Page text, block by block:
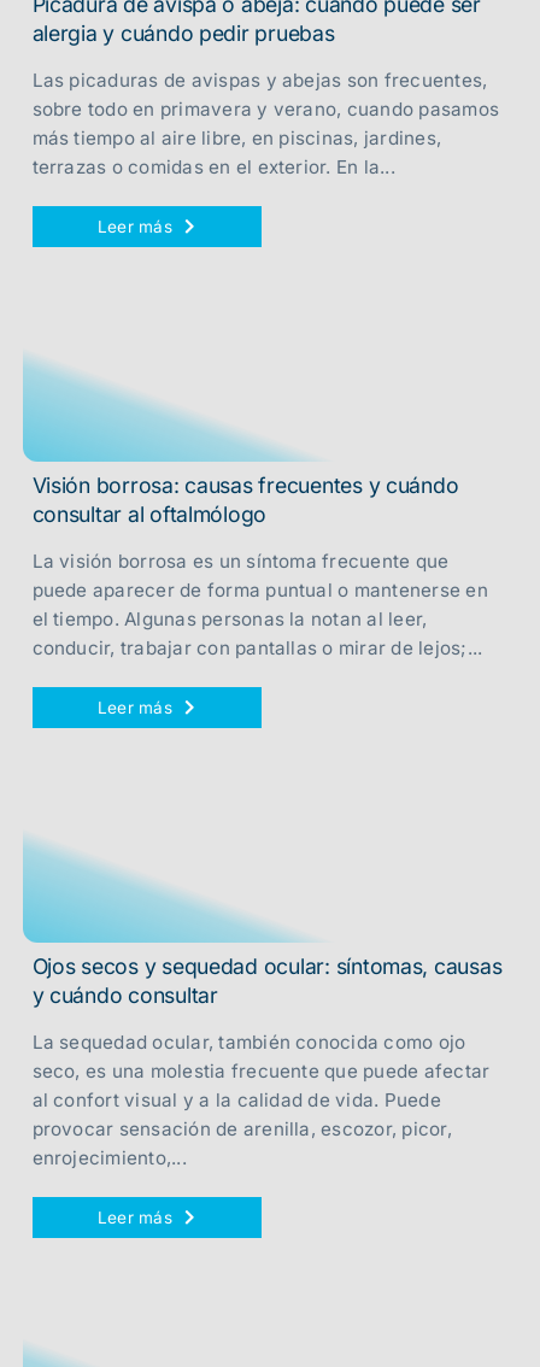
alergia y cuándo pedir pruebas
Las picaduras de avispas y abejas son frecuentes,
sobre todo en primavera y verano, cuando pasamos
más tiempo al aire libre, en piscinas, jardines,
terrazas o comidas en el exterior. En la...
Leer más
Visión borrosa: causas frecuentes y cuándo
consultar al oftalmólogo
La visión borrosa es un síntoma frecuente que
puede aparecer de forma puntual o mantenerse en
el tiempo. Algunas personas la notan al leer,
conducir, trabajar con pantallas o mirar de lejos;...
Leer más
Ojos secos y sequedad ocular: síntomas, causas
y cuándo consultar
La sequedad ocular, también conocida como ojo
seco, es una molestia frecuente que puede afectar
al confort visual y a la calidad de vida. Puede
provocar sensación de arenilla, escozor, picor,
enrojecimiento,...
Leer más